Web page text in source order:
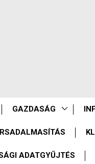
GAZDASÁG
ADATGYŰJTÉS